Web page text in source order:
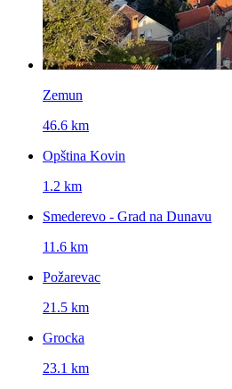
Zemun
46.6 km
Opština Kovin
1.2 km
Smederevo - Grad na Dunavu
11.6 km
Požarevac
21.5 km
Grocka
23.1 km